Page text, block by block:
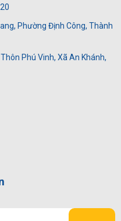
Phường Định Công, Thành
Phú Vinh, Xã An Khánh,